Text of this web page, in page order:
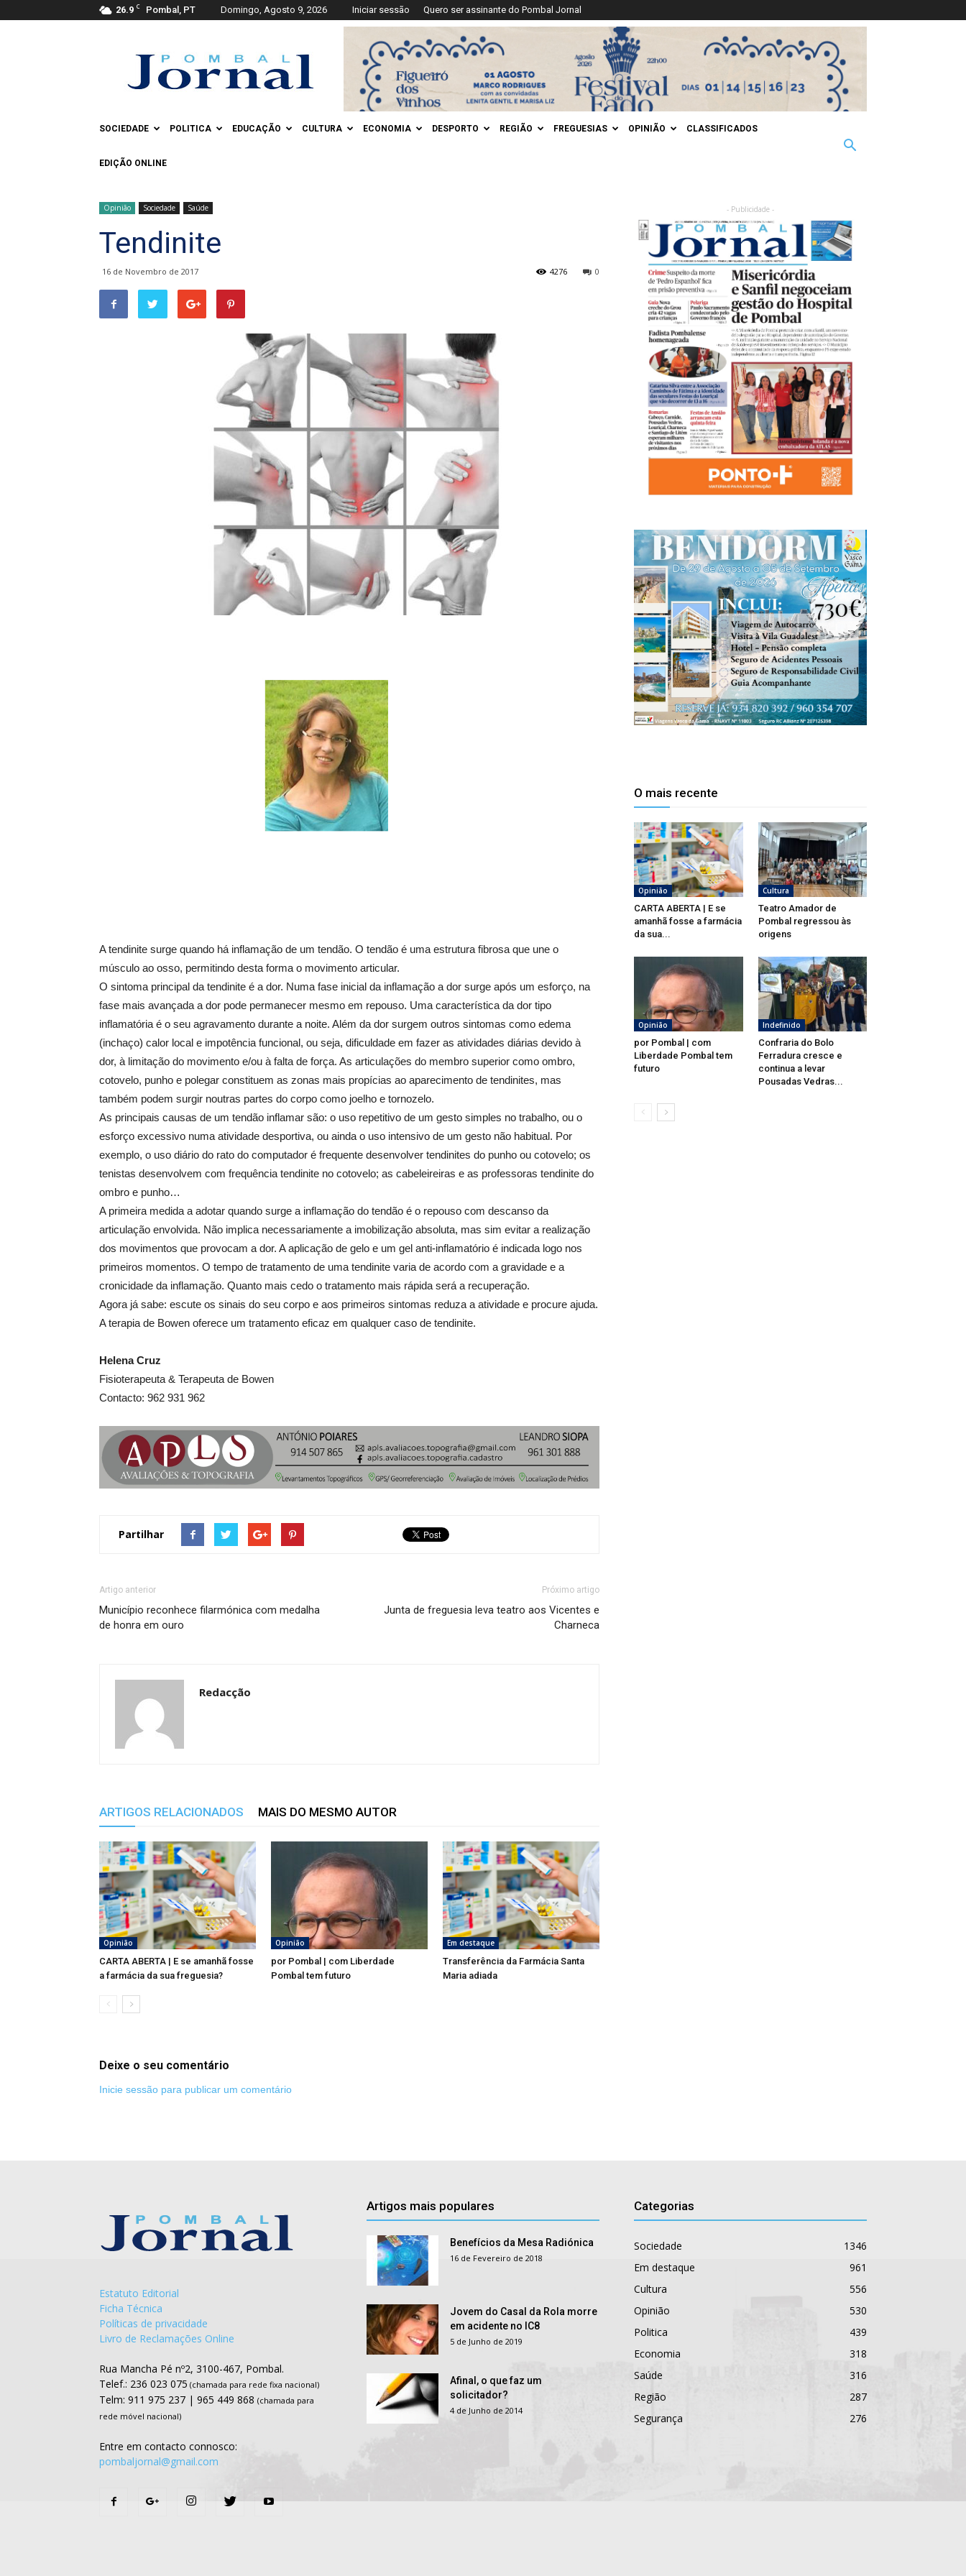
26.9 C Pombal, PT Domingo, Agosto 9, 2026 Iniciar sessão Quero ser assinante do Pombal Jornal
Jornal
SOCIEDADE POLITICA EDUCAÇÃO CULTURA ECONOMIA DESPORTO REGIÃO FREGUESIAS OPINIÃO CLASSIFICADOS
EDIÇÃO ONLINE
Opinião Sociedade Saúde
Tendinite
16 de Novembro de 2017 0
4276
A tendinite surge quando há inflamação de um tendão. O tendão é uma estrutura fibrosa que une o
músculo ao osso, permitindo desta forma o movimento articular.
O sintoma principal da tendinite é a dor. Numa fase inicial da inflamação a dor surge após um esforço, na
fase mais avançada a dor pode permanecer mesmo em repouso. Uma característica da dor tipo
inflamatória é o seu agravamento durante a noite. Além da dor surgem outros sintomas como edema
(inchaço) calor local e impotência funcional, ou seja, dificuldade em fazer as atividades diárias devido à
dor, à limitação do movimento e/ou à falta de força. As articulações do membro superior como ombro,
cotovelo, punho e polegar constituem as zonas mais propícias ao aparecimento de tendinites, mas
também podem surgir noutras partes do corpo como joelho e tornozelo.
As principais causas de um tendão inflamar são: o uso repetitivo de um gesto simples no trabalho, ou o
esforço excessivo numa atividade desportiva, ou ainda o uso intensivo de um gesto não habitual. Por
exemplo, o uso diário do rato do computador é frequente desenvolver tendinites do punho ou cotovelo; os
tenistas desenvolvem com frequência tendinite no cotovelo; as cabeleireiras e as professoras tendinite do
ombro e punho…
A primeira medida a adotar quando surge a inflamação do tendão é o repouso com descanso da
articulação envolvida. Não implica necessariamente a imobilização absoluta, mas sim evitar a realização
dos movimentos que provocam a dor. A aplicação de gelo e um gel anti-inflamatório é indicada logo nos
primeiros momentos. O tempo de tratamento de uma tendinite varia de acordo com a gravidade e a
cronicidade da inflamação. Quanto mais cedo o tratamento mais rápida será a recuperação.
Agora já sabe: escute os sinais do seu corpo e aos primeiros sintomas reduza a atividade e procure ajuda.
A terapia de Bowen oferece um tratamento eficaz em qualquer caso de tendinite.
Helena Cruz
Fisioterapeuta & Terapeuta de Bowen
Contacto: 962 931 962
Partilhar
Artigo anterior
Município reconhece filarmónica com medalha
de honra em ouro
Próximo artigo
Junta de freguesia leva teatro aos Vicentes e
Charneca
Redacção
ARTIGOS RELACIONADOS MAIS DO MESMO AUTOR
Opinião
CARTA ABERTA | E se amanhã fosse
a farmácia da sua freguesia?
Opinião
por Pombal | com Liberdade
Pombal tem futuro
Em destaque
Transferência da Farmácia Santa
Maria adiada
Deixe o seu comentário
Inicie sessão para publicar um comentário
- Publicidade -
O mais recente
Opinião
CARTA ABERTA | E se
amanhã fosse a farmácia
da sua...
Cultura
Teatro Amador de
Pombal regressou às
origens
Opinião
por Pombal | com
Liberdade Pombal tem
futuro
Indefinido
Confraria do Bolo
Ferradura cresce e
continua a levar
Pousadas Vedras...
Estatuto Editorial
Ficha Técnica
Políticas de privacidade
Livro de Reclamações Online
Rua Mancha Pé nº2, 3100-467, Pombal.
Telef.: 236 023 075 (chamada para rede fixa nacional)
Telm: 911 975 237 | 965 449 868 (chamada para
rede móvel nacional)
Entre em contacto connosco:
pombaljornal@gmail.com
Artigos mais populares
Benefícios da Mesa Radiónica
16 de Fevereiro de 2018
Jovem do Casal da Rola morre
em acidente no IC8
5 de Junho de 2019
Afinal, o que faz um
solicitador?
4 de Junho de 2014
Categorias
Sociedade
1346
Em destaque
961
Cultura
556
Opinião
530
Politica
439
Economia
318
Saúde
316
Região
287
Segurança
276